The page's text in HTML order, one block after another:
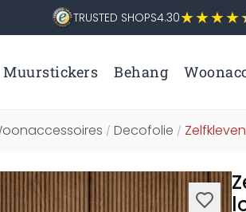
TRUSTED SHOPS4.30
Muurstickers Behang
/ Decofolie /